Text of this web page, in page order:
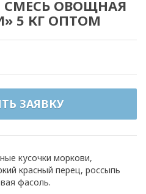
ОВОЩНАЯ
5 КГ ОПТОМ
ЗАЯВКУ
кусочки моркови,
красный перец, россыпь
фасоль.